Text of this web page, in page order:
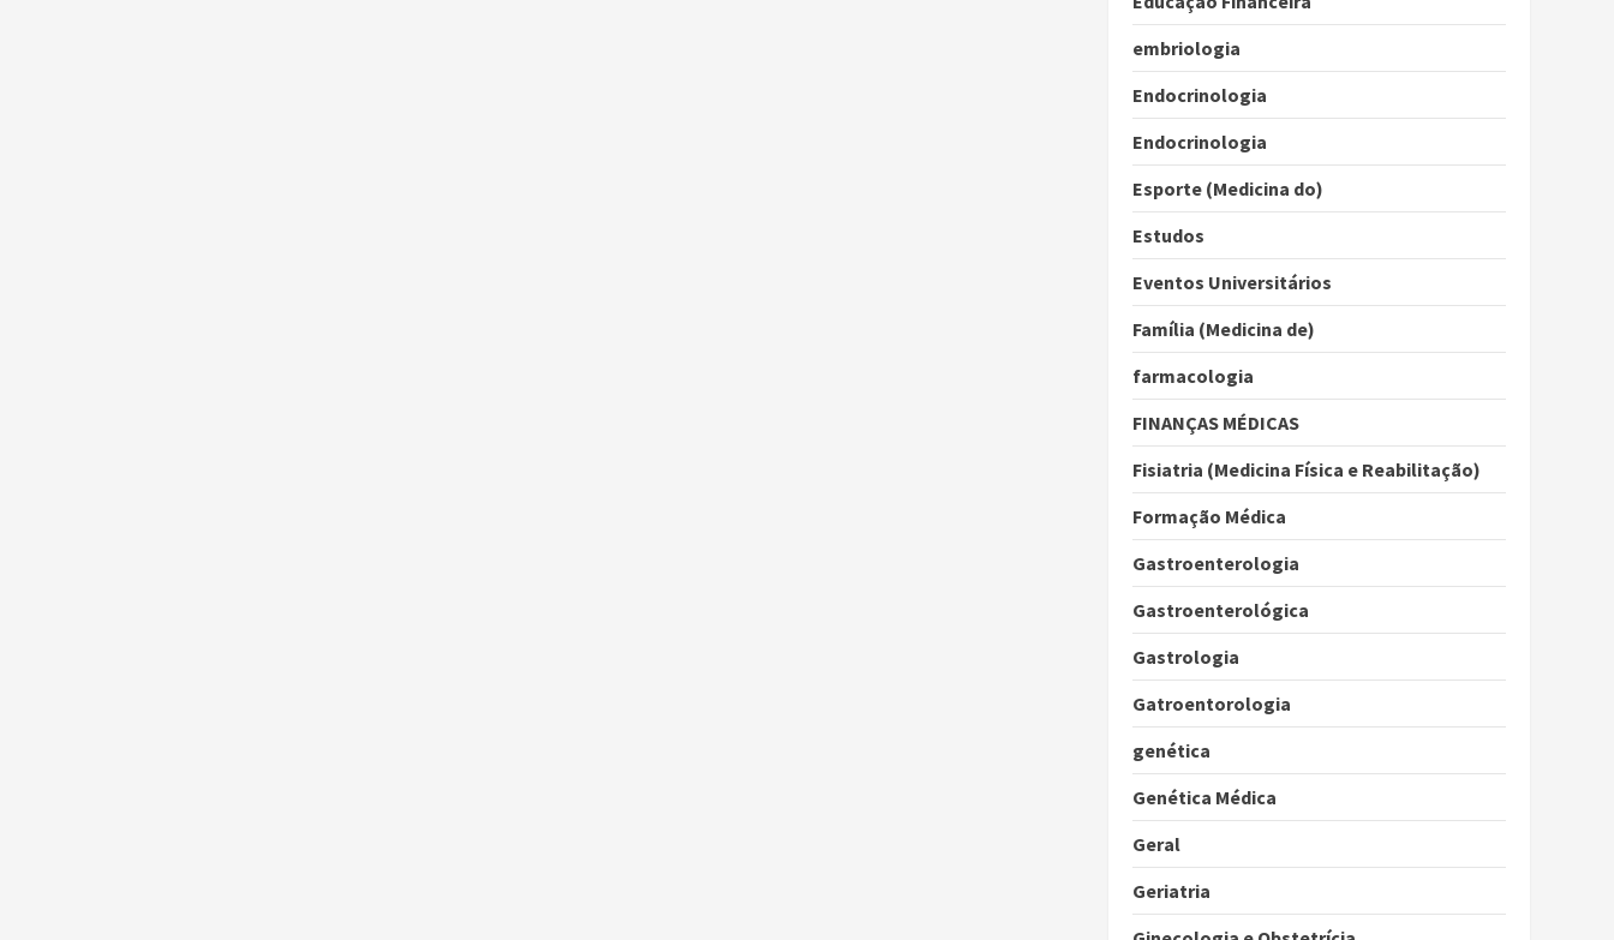
embriologia
Endocrinologia
Endocrinologia
Esporte (Medicina do)
Estudos
Eventos Universitários
Família (Medicina de)
farmacologia
FINANÇAS MÉDICAS
Fisiatria (Medicina Física e Reabilitação)
Formação Médica
Gastroenterologia
Gastroenterológica
Gastrologia
Gatroentorologia
genética
Genética Médica
Geral
Geriatria